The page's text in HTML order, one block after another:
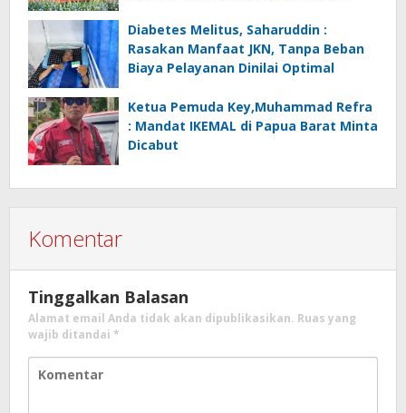
Diabetes Melitus, Saharuddin :
Rasakan Manfaat JKN, Tanpa Beban
Biaya Pelayanan Dinilai Optimal
Ketua Pemuda Key,Muhammad Refra
: Mandat IKEMAL di Papua Barat Minta
Dicabut
Komentar
Tinggalkan Balasan
Alamat email Anda tidak akan dipublikasikan. Ruas yang
wajib ditandai *